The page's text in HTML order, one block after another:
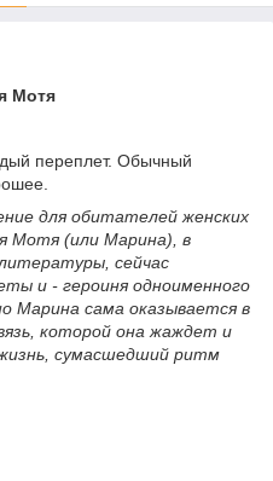
Мотя
переплет. Обычный
для обитателей женских
Мотя (или Марина), в
сейчас
и - героиня одноименного
Марина сама оказывается в
которой она жаждет и
сумасшедший ритм